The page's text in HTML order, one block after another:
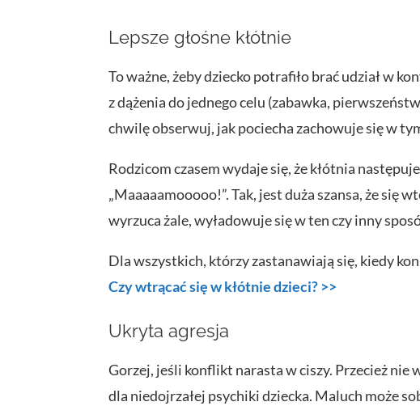
Lepsze głośne kłótnie
To ważne, żeby dziecko potrafiło brać udział w
z dążenia do jednego celu (zabawka,
chwilę obserwuj, jak pociecha zachowuje się w
Rodzicom czasem wydaje się, że kłótnia
„Maaaaamooooo!”. Tak, jest duża szansa, że się
wyrzuca żale, wyładowuje się w ten czy inny
Dla wszystkich, którzy zastanawiają się, kiedy
Czy wtrącać się w kłótnie dzieci? >>
Ukryta agresja
Gorzej, jeśli konflikt narasta w ciszy. Przecież nie
dla niedojrzałej psychiki dziecka. Maluch może